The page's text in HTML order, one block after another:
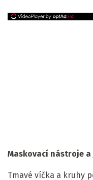
Maskovací nástroje
Tmavé víčka a kruhy